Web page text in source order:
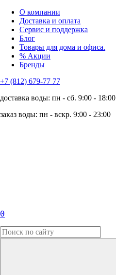
О компании
Доставка и оплата
Сервис и поддержка
Блог
Товары для дома и офиса.
% Акции
Бренды
+7 (812) 679-77 77
доставка воды: пн - сб. 9:00 - 18:00
заказ воды: пн - вскр. 9:00 - 23:00
0